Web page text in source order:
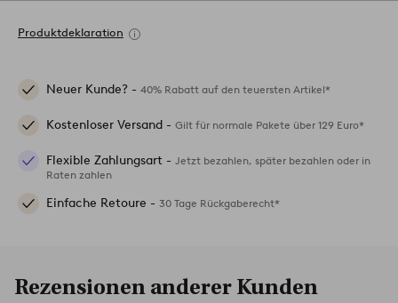
Produktdeklaration
Neuer Kunde? - 40% Rabatt auf den teuersten Artikel*
Kostenloser Versand - Gilt für normale Pakete über 129 Euro*
Flexible Zahlungsart - Jetzt bezahlen, später bezahlen oder in
Raten zahlen
Einfache Retoure - 30 Tage Rückgaberecht*
Rezensionen anderer Kunden